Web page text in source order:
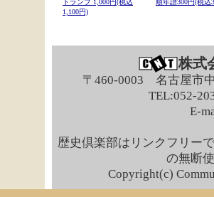
トランプ 1,000円(税込
1,100円)
順年譜300円(税込
株式
〒460-0003 名古屋市
TEL:052-
E-
歴史倶楽部はリンクフリー
の無断
Copyright(c)